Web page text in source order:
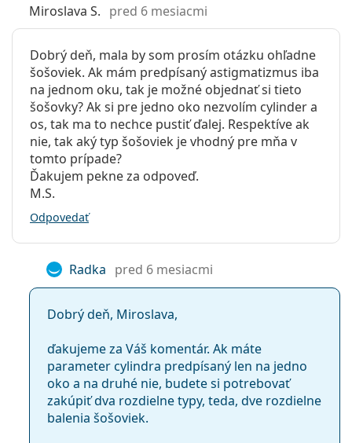
podmienkou pre nepretržitý komfort pri použití
kontaktných šošoviek ULTRA.
Najčastejšie sa predáva s roztokomVantio Multi-
Purpose 360 ml s puzdrom.
Ide o zdravotnícku pomôcku. Pred použitím si
prečítajte pokyny.
pre kyslík:
114 Dk/t
UV filter:
Nie
hydrogélové:
Áno
Používanie
Expirácia:
Najmenej 56 mesiacov
manipuláciu:
Áno
Nie
Balenie
krabičke:
3
Hmotnosť:
25 g
Ostatné
Miroslava S. pred 6 mesiacmi
Dobrý deň, mala by som prosím otázku ohľadne
šošoviek. Ak mám predpísaný astigmatizmus iba
na jednom oku, tak je možné objednať si tieto
šošovky? Ak si pre jedno oko nezvolím cylinder a
os, tak ma to nechce pustiť ďalej. Respektíve ak
nie, tak aký typ šošoviek je vhodný pre mňa v
tomto prípade?
Ďakujem pekne za odpoveď.
M.S.
Odpovedať
Radka pred 6 mesiacmi
Dobrý deň, Miroslava,
ďakujeme za Váš komentár. Ak máte
parameter cylindra predpísaný len na jedno
oko a na druhé nie, budete si potrebovať
zakúpiť dva rozdielne typy, teda, dve rozdielne
balenia šošoviek.